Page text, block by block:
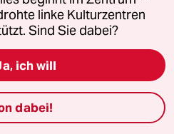
von Angern zur Rente
ist der Osten egal“
linke Kulturzentren
Sind Sie dabei?
ich will
dabei!